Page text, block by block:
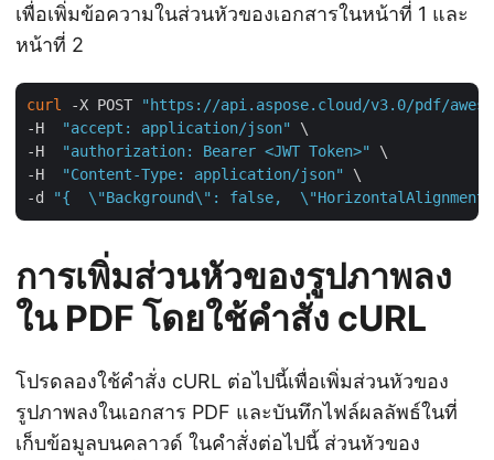
เพื่อเพิ่มข้อความในส่วนหัวของเอกสารในหน้าที่ 1 และ
หน้าที่ 2
curl -X POST
"https://api.aspose.cloud/v3.0/pdf/
-H
"accept: application/json"
\
-H
"authorization: Bearer <JWT Token>"
\
-H
"Content-Type: application/json"
\
-d
"{  \"Background\": false,
การเพิ่มส่วนหัวของรูปภาพลง
ใน PDF โดยใช้คำสั่ง cURL
โปรดลองใช้คำสั่ง cURL ต่อไปนี้เพื่อเพิ่มส่วนหัวของ
รูปภาพลงในเอกสาร PDF และบันทึกไฟล์ผลลัพธ์ในที่
เก็บข้อมูลบนคลาวด์ ในคำสั่งต่อไปนี้ ส่วนหัวของ